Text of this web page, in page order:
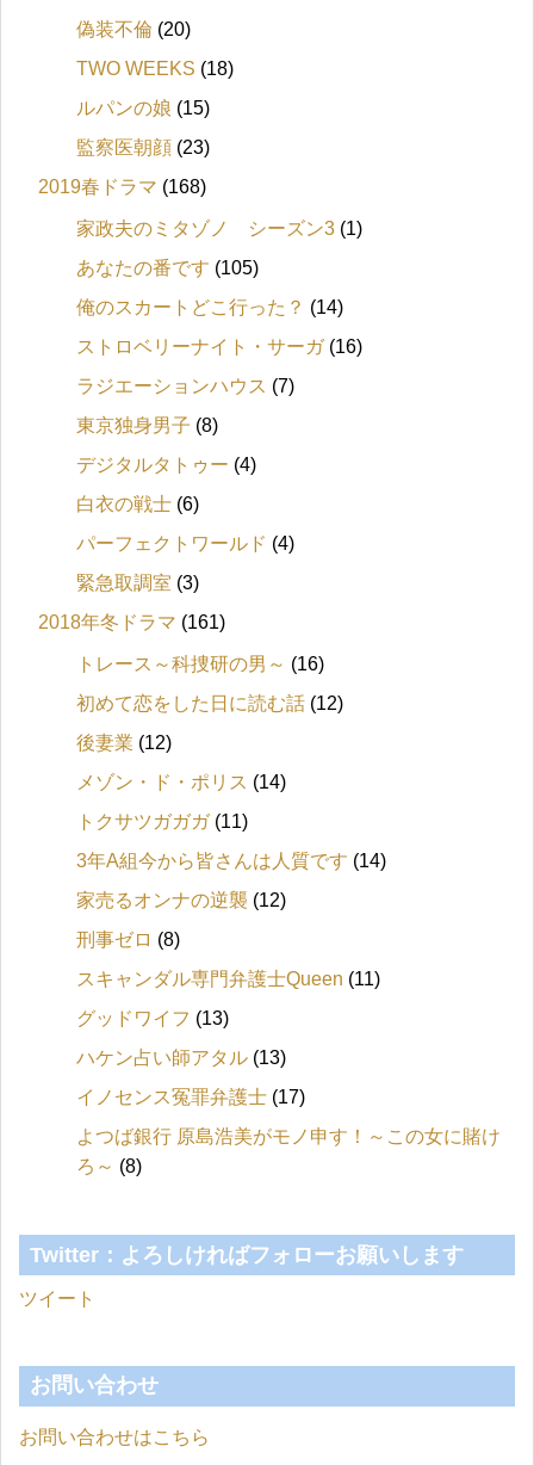
偽装不倫 (20)
TWO WEEKS (18)
ルパンの娘 (15)
監察医朝顔 (23)
2019春ドラマ (168)
家政夫のミタゾノ シーズン3 (1)
あなたの番です (105)
俺のスカートどこ行った？ (14)
ストロベリーナイト・サーガ(16)
ラジエーションハウス (7)
東京独身男子 (8)
デジタルタトゥー (4)
白衣の戦士 (6)
パーフェクトワールド (4)
緊急取調室 (3)
2018年冬ドラマ (161)
トレース～科捜研の男～ (16)
初めて恋をした日に読む話 (12)
後妻業 (12)
メゾン・ド・ポリス (14)
トクサツガガガ(11)
3年A組今から皆さんは人質です (14)
家売るオンナの逆襲 (12)
刑事ゼロ (8)
スキャンダル専門弁護士Queen (11)
グッドワイフ (13)
ハケン占い師アタル (13)
イノセンス冤罪弁護士 (17)
よつば銀行 原島浩美がモノ申す！～この女に賭け
ろ～ (8)
Twitter：よろしければフォローお願いします
ツイート
お問い合わせ
お問い合わせはこちら